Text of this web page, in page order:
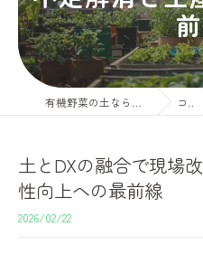
コラム
土とDXの融合で現場
性向上への最前線
2026/02/22